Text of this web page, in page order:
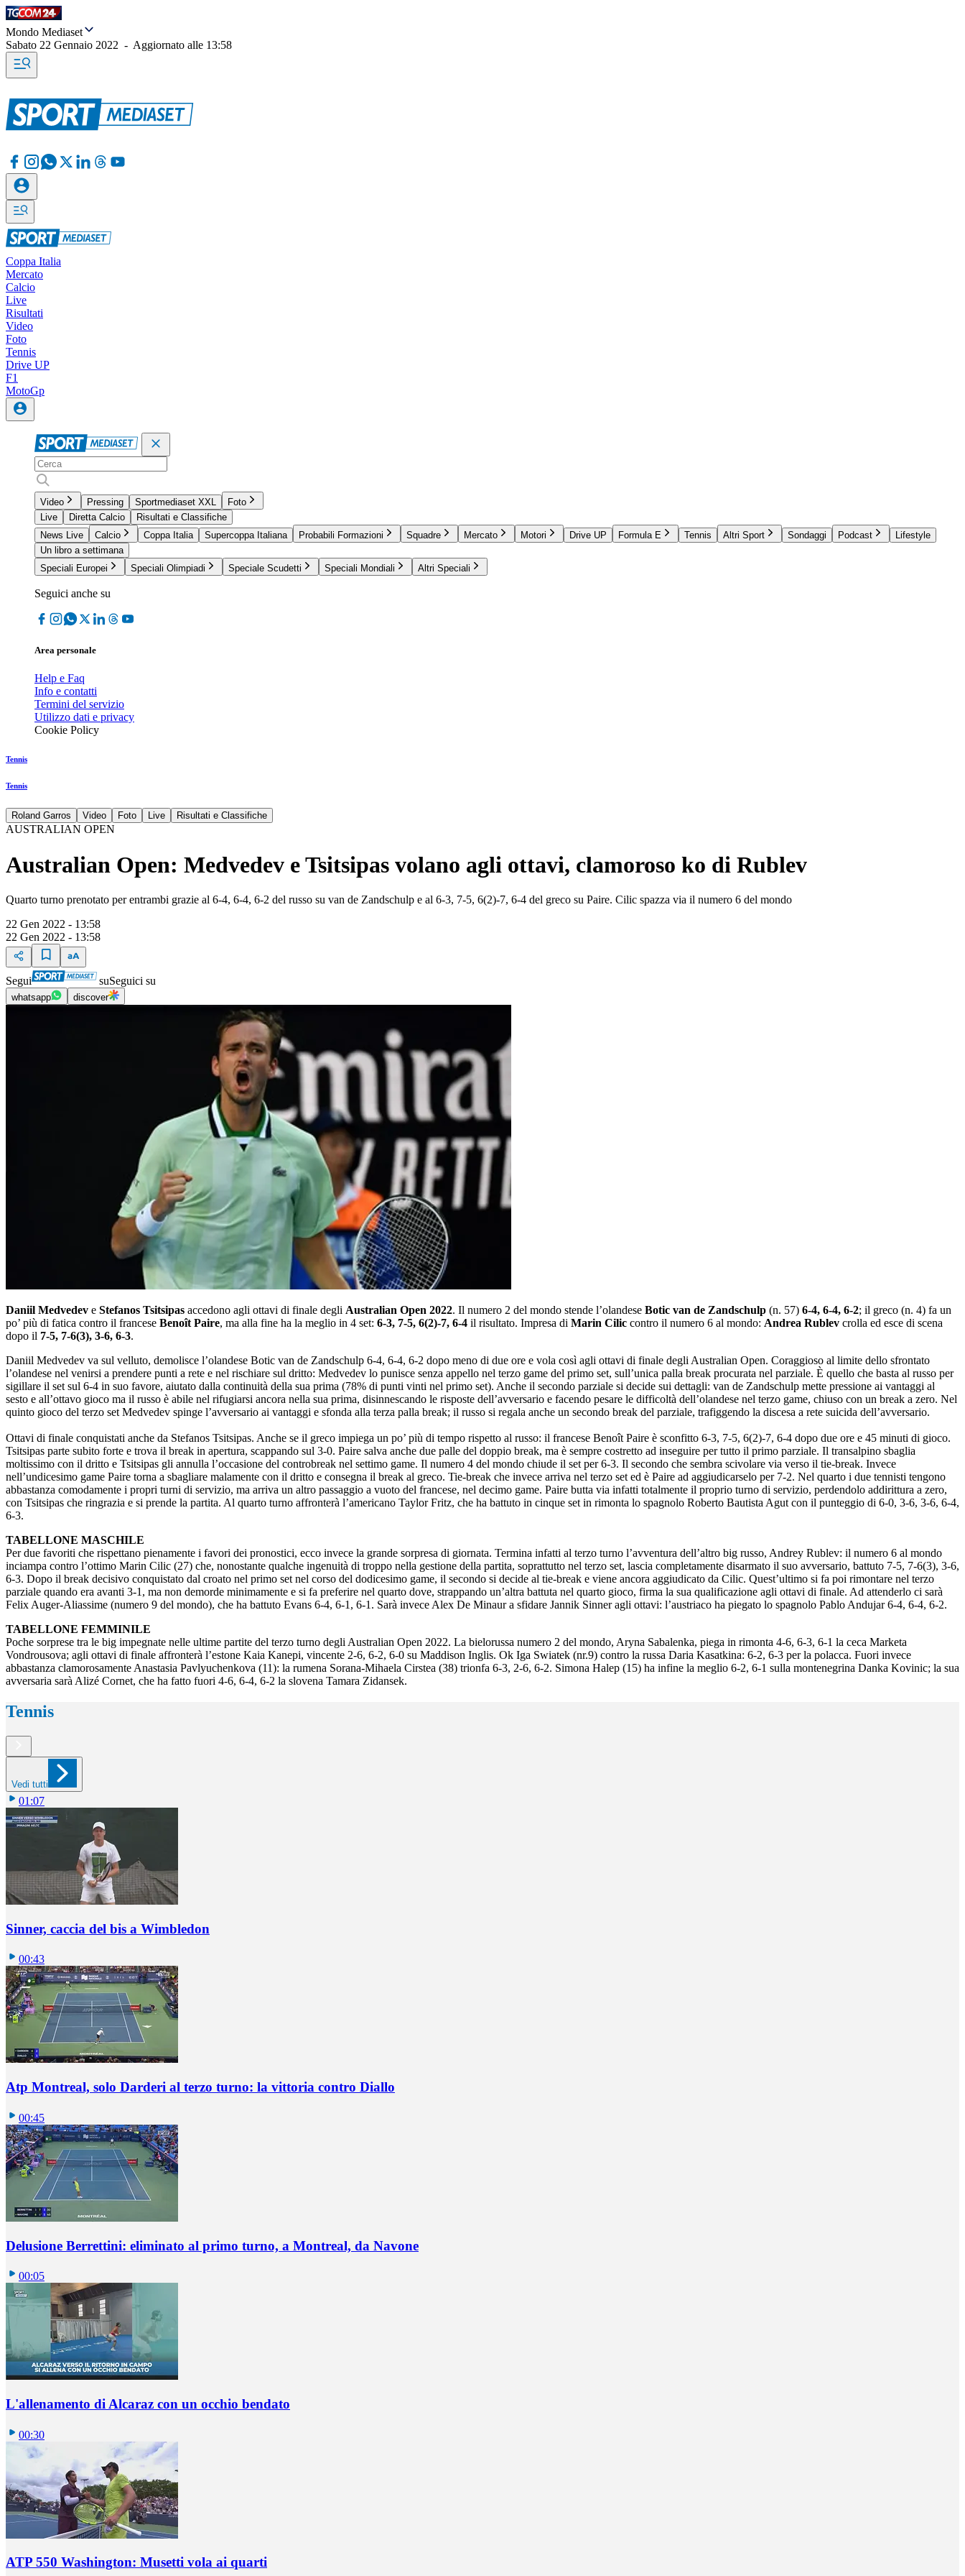
Mondo Mediaset
Sabato 22 Gennaio 2022 - Aggiornato alle 13:58
Coppa Italia
Mercato
Calcio
Live
Risultati
Video
Foto
Tennis
Drive UP
F1
MotoGp
Video Pressing Sportmediaset XXL
Foto
Live
Diretta Calcio
Risultati e Classifiche
News Live
Calcio Coppa Italia Supercoppa Italiana Probabili Formazioni Squadre Mercato Motori Drive UP Formula E Tennis Altri Sport Sondaggi Podcast
Lifestyle
Un libro a settimana
Speciali Europei
Speciali Olimpiadi Speciale Scudetti Speciali Mondiali Altri Speciali
Seguici anche su
Area personale
Help e Faq
Info e contatti
Termini del servizio
Utilizzo dati e privacy
Cookie Policy
Tennis
Tennis
Roland Garros Video Foto Live Risultati e Classifiche
AUSTRALIAN OPEN
Australian Open: Medvedev e Tsitsipas volano agli ottavi, clamoroso ko di Rublev
Quarto turno prenotato per entrambi grazie al 6-4, 6-4, 6-2 del russo su van de Zandschulp e al 6-3, 7-5, 6(2)-7, 6-4 del greco su Paire. Cilic spazza via il numero 6 del mondo
22 Gen 2022 - 13:58
22 Gen 2022 - 13:58
Segui suSeguici su
whatsapp discover
Daniil Medvedev e Stefanos Tsitsipas accedono agli ottavi di finale degli Australian Open 2022. Il numero 2 del mondo stende l’olandese Botic van de Zandschulp (n. 57) 6-4, 6-4, 6-2; il greco (n. 4) fa un
po’ più di fatica contro il francese Benoît Paire, ma alla fine ha la meglio in 4 set: 6-3, 7-5, 6(2)-7, 6-4 il risultato. Impresa di Marin Cilic contro il numero 6 al mondo: Andrea Rublev crolla ed esce di scena
dopo il 7-5, 7-6(3), 3-6, 6-3.
Daniil Medvedev va sul velluto, demolisce l’olandese Botic van de Zandschulp 6-4, 6-4, 6-2 dopo meno di due ore e vola così agli ottavi di finale degli Australian Open. Coraggioso al limite dello sfrontato
l’olandese nel venirsi a prendere punti a rete e nel rischiare sul dritto: Medvedev lo punisce senza appello nel terzo game del primo set, sull’unica palla break procurata nel parziale. È quello che basta al russo per
sigillare il set sul 6-4 in suo favore, aiutato dalla continuità della sua prima (78% di punti vinti nel primo set). Anche il secondo parziale si decide sui dettagli: van de Zandschulp mette pressione ai vantaggi al
sesto e all’ottavo gioco ma il russo è abile nel rifugiarsi ancora nella sua prima, disinnescando le risposte dell’avversario e facendo pesare le difficoltà dell’olandese nel terzo game, chiuso con un break a zero. Nel
quinto gioco del terzo set Medvedev spinge l’avversario ai vantaggi e sfonda alla terza palla break; il russo si regala anche un secondo break del parziale, trafiggendo la discesa a rete suicida dell’avversario.
Ottavi di finale conquistati anche da Stefanos Tsitsipas. Anche se il greco impiega un po’ più di tempo rispetto al russo: il francese Benoît Paire è sconfitto 6-3, 7-5, 6(2)-7, 6-4 dopo due ore e 45 minuti di gioco.
Tsitsipas parte subito forte e trova il break in apertura, scappando sul 3-0. Paire salva anche due palle del doppio break, ma è sempre costretto ad inseguire per tutto il primo parziale. Il transalpino sbaglia
moltissimo con il dritto e Tsitsipas gli annulla l’occasione del controbreak nel settimo game. Il numero 4 del mondo chiude il set per 6-3. Il secondo che sembra scivolare via verso il tie-break. Invece
nell’undicesimo game Paire torna a sbagliare malamente con il dritto e consegna il break al greco. Tie-break che invece arriva nel terzo set ed è Paire ad aggiudicarselo per 7-2. Nel quarto i due tennisti tengono
abbastanza comodamente i propri turni di servizio, ma arriva un altro passaggio a vuoto del francese, nel decimo game. Paire butta via infatti totalmente il proprio turno di servizio, perdendolo addirittura a zero,
con Tsitsipas che ringrazia e si prende la partita. Al quarto turno affronterà l’americano Taylor Fritz, che ha battuto in cinque set in rimonta lo spagnolo Roberto Bautista Agut con il punteggio di 6-0, 3-6, 3-6, 6-4,
6-3.
TABELLONE MASCHILE
Per due favoriti che rispettano pienamente i favori dei pronostici, ecco invece la grande sorpresa di giornata. Termina infatti al terzo turno l’avventura dell’altro big russo, Andrey Rublev: il numero 6 al mondo
inciampa contro l’ottimo Marin Cilic (27) che, nonostante qualche ingenuità di troppo nella gestione della partita, soprattutto nel terzo set, lascia completamente disarmato il suo avversario, battuto 7-5, 7-6(3), 3-6,
6-3. Dopo il break decisivo conquistato dal croato nel primo set nel corso del dodicesimo game, il secondo si decide al tie-break e viene ancora aggiudicato da Cilic. Quest’ultimo si fa poi rimontare nel terzo
parziale quando era avanti 3-1, ma non demorde minimamente e si fa preferire nel quarto dove, strappando un’altra battuta nel quarto gioco, firma la sua qualificazione agli ottavi di finale. Ad attenderlo ci sarà
Felix Auger-Aliassime (numero 9 del mondo), che ha battuto Evans 6-4, 6-1, 6-1. Sarà invece Alex De Minaur a sfidare Jannik Sinner agli ottavi: l’austriaco ha piegato lo spagnolo Pablo Andujar 6-4, 6-4, 6-2.
TABELLONE FEMMINILE
Poche sorprese tra le big impegnate nelle ultime partite del terzo turno degli Australian Open 2022. La bielorussa numero 2 del mondo, Aryna Sabalenka, piega in rimonta 4-6, 6-3, 6-1 la ceca Marketa
Vondrousova; agli ottavi di finale affronterà l’estone Kaia Kanepi, vincente 2-6, 6-2, 6-0 su Maddison Inglis. Ok Iga Swiatek (nr.9) contro la russa Daria Kasatkina: 6-2, 6-3 per la polacca. Fuori invece
abbastanza clamorosamente Anastasia Pavlyuchenkova (11): la rumena Sorana-Mihaela Cirstea (38) trionfa 6-3, 2-6, 6-2. Simona Halep (15) ha infine la meglio 6-2, 6-1 sulla montenegrina Danka Kovinic; la sua
avversaria sarà Alizé Cornet, che ha fatto fuori 4-6, 6-4, 6-2 la slovena Tamara Zidansek.
Tennis
Vedi tutti
01:07
Sinner, caccia del bis a Wimbledon
00:43
Atp Montreal, solo Darderi al terzo turno: la vittoria contro Diallo
00:45
Delusione Berrettini: eliminato al primo turno, a Montreal, da Navone
00:05
L'allenamento di Alcaraz con un occhio bendato
00:30
ATP 550 Washington: Musetti vola ai quarti